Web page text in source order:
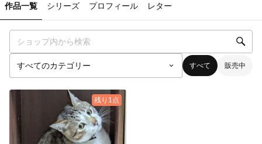
作品一覧 シリーズ プロフィール レター
すべて 販売中
残り1点